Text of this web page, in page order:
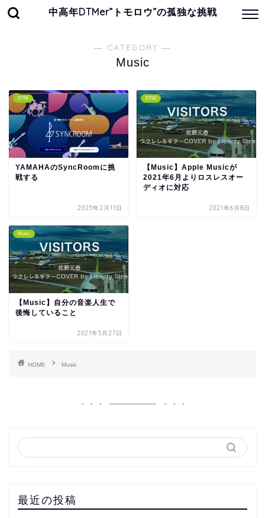
中高年DTMer”トモロウ”の孤独な挑戦
― CATEGORY ―
Music
DTM
YAMAHAのSyncRoomに挑
戦する
2025年2月11日
DTM
【Music】Apple Musicが
2021年6月よりロスレスオー
ディオに対応
2021年6月8日
Music
【Music】自分の音楽人生で
後悔していること
2021年5月27日
HOME Music
最近の投稿